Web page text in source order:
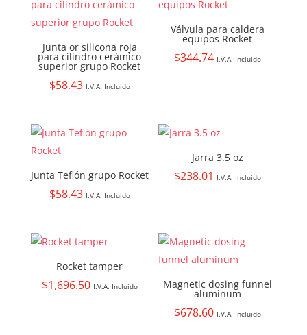
Junta or silicona roja
para cilindro cerámico
superior grupo Rocket
$58.43 I.V.A. Incluido
Válvula para caldera
equipos Rocket
$344.74 I.V.A. Incluido
Junta Teflón grupo Rocket
$58.43 I.V.A. Incluido
Jarra 3.5 oz
$238.01 I.V.A. Incluido
Rocket tamper
$1,696.50 I.V.A. Incluido Magnetic dosing funnel
aluminum
$678.60 I.V.A. Incluido